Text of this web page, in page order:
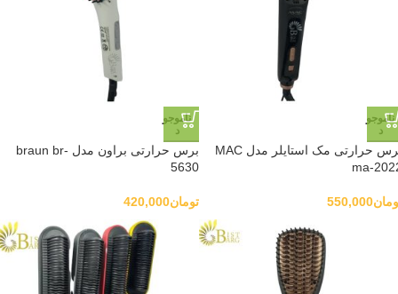
ناموجو
د
برس حرارتی مک استایلر مدل MAC
ma-
550,000
ناموجو
د
برس حرارتی براون مدل braun br-
5630
تومان420,000